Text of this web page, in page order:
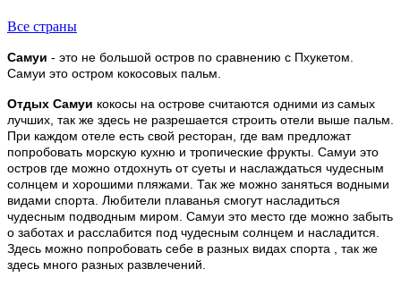
Все страны
Самуи - это не большой остров по сравнению с Пхукетом.
Самуи это остром кокосовых пальм.
Отдых Самуи кокосы на острове считаются одними из самых
лучших, так же здесь не разрешается строить отели выше пальм.
При каждом отеле есть свой ресторан, где вам предложат
попробовать морскую кухню и тропические фрукты. Самуи это
остров где можно отдохнуть от суеты и наслаждаться чудесным
солнцем и хорошими пляжами. Так же можно заняться водными
видами спорта. Любители плаванья смогут насладиться
чудесным подводным миром. Самуи это место где можно забыть
о заботах и расслабится под чудесным солнцем и насладится.
Здесь можно попробовать себе в разных видах спорта , так же
здесь много разных развлечений.